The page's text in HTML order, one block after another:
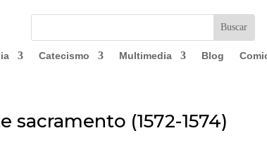
Catecismo Multimedia Blog
sacramento (1572-1574)